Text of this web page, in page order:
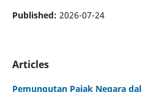
Published: 2026-07-24
Articles
Pemungutan Pajak Negara